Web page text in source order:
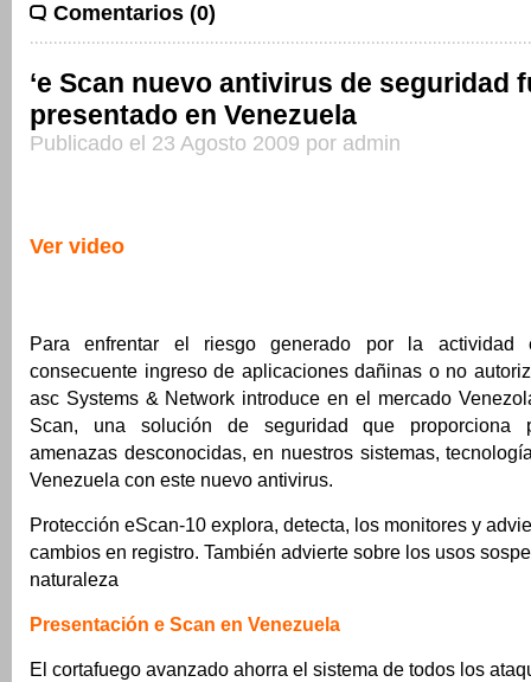
Comentarios (0)
‘e Scan nuevo antivirus de seguridad
presentado en Venezuela
Publicado el 23 Agosto 2009 por admin
Ver video
Para enfrentar el riesgo generado por la
consecuente ingreso de aplicaciones dañinas o no
asc Systems & Network introduce en el mercado
Scan, una solución de seguridad que proporciona
amenazas desconocidas, en nuestros sistemas,
Venezuela con este nuevo antivirus.
Protección eScan-10 explora, detecta, los monitores y
cambios en registro. También advierte sobre los usos
naturaleza
Presentación e Scan en Venezuela
El cortafuego avanzado ahorra el sistema de todos los